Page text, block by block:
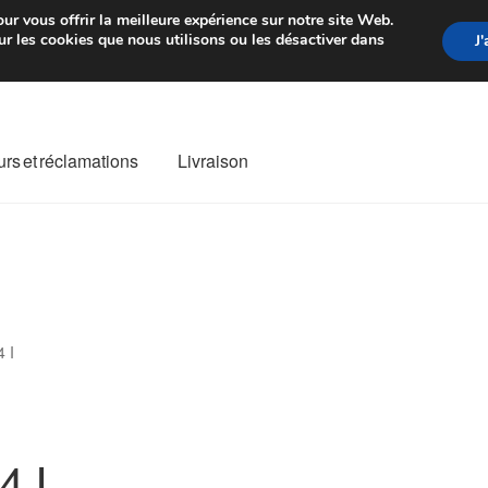
de 7 EUR Du lundi au
et réclamations Livraison
I
vous offrir la meilleure expérience sur notre site Web.
les cookies que nous utilisons ou les désactiver dans